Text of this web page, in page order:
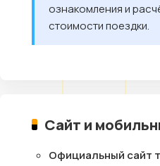
ознакомления и
стоимости поездки.
Сайт и
Официальный сайт